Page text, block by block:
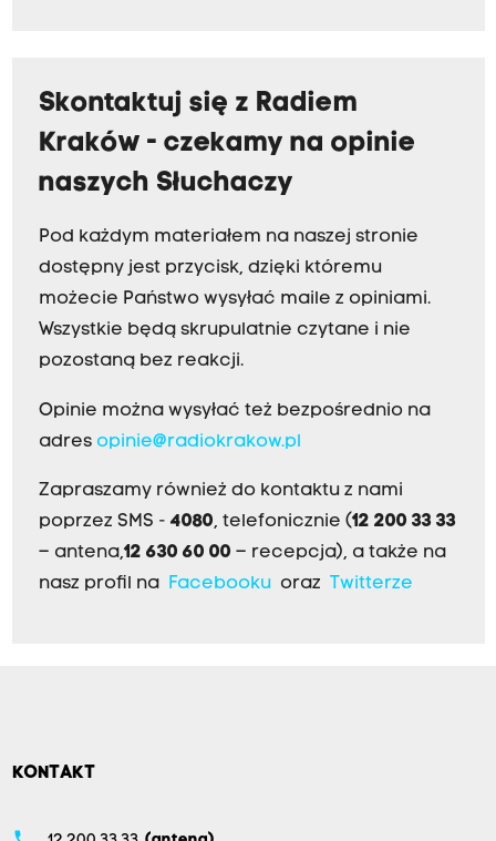
Skontaktuj się z Radiem
Kraków - czekamy na opinie
naszych Słuchaczy
Pod każdym materiałem na naszej stronie
dostępny jest przycisk, dzięki któremu
możecie Państwo wysyłać maile z opiniami.
Wszystkie będą skrupulatnie czytane i nie
pozostaną bez reakcji.
Opinie można wysyłać też bezpośrednio na
adres opinie@radiokrakow.pl
Zapraszamy również do kontaktu z nami
poprzez SMS - 4080, telefonicznie (12 200 33 33
– antena,12 630 60 00 – recepcja), a także na
nasz profil na
Facebookuoraz Twitterze
KONTAKT